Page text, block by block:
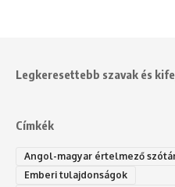
Legkeresettebb szavak és
Címkék
Angol-magyar értelmező
Emberi tulajdonságok